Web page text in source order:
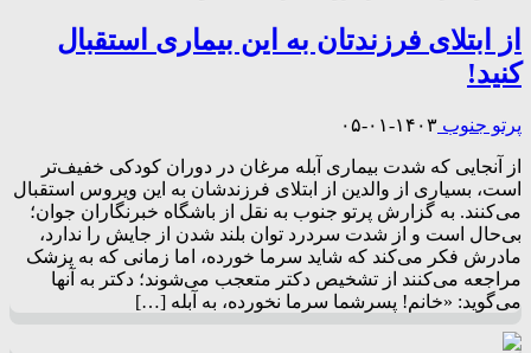
از ابتلای فرزندتان به این بیماری استقبال
کنید!
پرتو جنوب ۱۴۰۳-۰۱-۰۵
از آنجایی که شدت بیماری آبله مرغان در دوران کودکی خفیف‌تر
است، بسیاری از والدین از ابتلای فرزندشان به این ویروس استقبال
می‌کنند. به گزارش پرتو جنوب به نقل از باشگاه خبرنگاران جوان؛
بی‌حال است و از شدت سردرد توان بلند شدن از جایش را ندارد،
مادرش فکر می‌کند که شاید سرما خورده، اما زمانی که به پزشک
مراجعه می‌کنند از تشخیص دکتر متعجب می‌شوند؛ دکتر به آنها
می‌گوید: «خانم! پسرشما سرما نخورده، به آبله […]